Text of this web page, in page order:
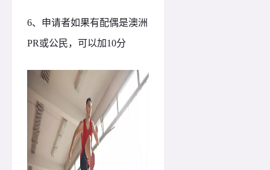
6、 申请者如果有配偶是澳洲
PR或公民，可以加10分